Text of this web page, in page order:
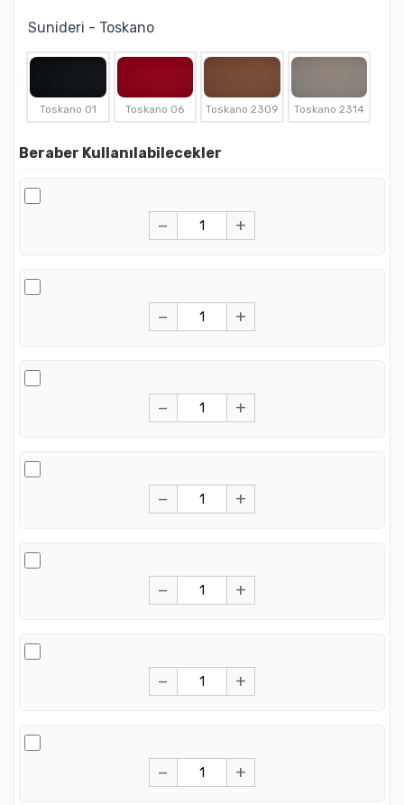
Sunideri - Toskano
Toskano 01 Toskano 06 Toskano 2309 Toskano 2314
Beraber Kullanılabilecekler
− +
− +
− +
− +
− +
− +
− +